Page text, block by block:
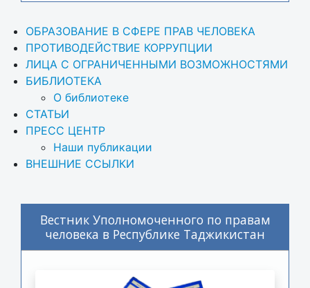
ОБРАЗОВАНИЕ В СФЕРЕ ПРАВ ЧЕЛОВЕКА
ПРОТИВОДЕЙСТВИЕ КОРРУПЦИИ
ЛИЦА С ОГРАНИЧЕННЫМИ ВОЗМОЖНОСТЯМИ
БИБЛИОТЕКА
О библиотеке
СТАТЬИ
ПРЕСС ЦЕНТР
Наши публикации
ВНЕШНИЕ ССЫЛКИ
Вестник Уполномоченного по правам
человека в Республике Таджикистан